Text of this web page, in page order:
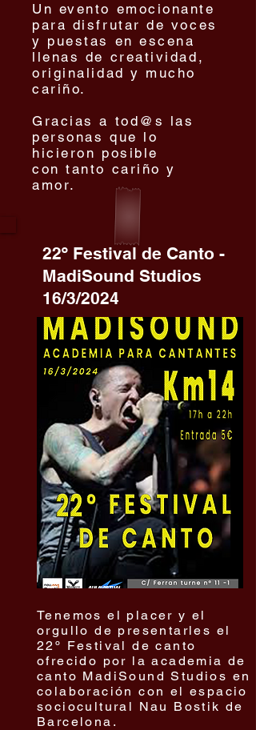
Un evento emocionante
para disfrutar de voces
y puestas en escena
llenas de creatividad,
originalidad y mucho
cariño.
Gracias a tod@s las
personas que lo
hicieron posible
con tanto cariño y
amor.
22º Festival de Canto -
MadiSound Studios
16/3/2024
Tenemos el placer y el
orgullo de presentarles el
22º Festival de canto
ofrecido por la academia de
canto MadiSound Studios en
colaboración con el espacio
sociocultural Nau Bostik de
Barcelona.